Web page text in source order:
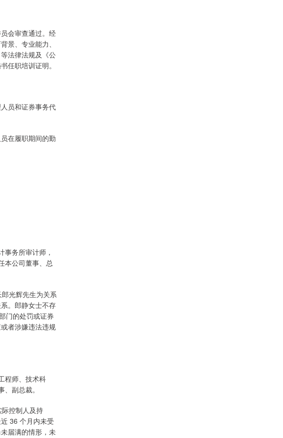
会审查通过。经
景、专业能力、
法律法规及《公
任职培训证明。
员和证券事务代
在履职期间的勤
务所审计师，
本公司董事、总
光辉先生为关系
。郎静女士不存
门的处罚或证券
者涉嫌违法违规
程师、技术科
副总裁。
控制人及持
36 个月内未受
届满的情形，未